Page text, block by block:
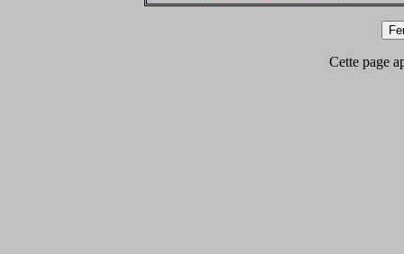
Cette page